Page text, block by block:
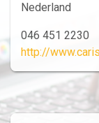
Nederland
046 451 2230
http://